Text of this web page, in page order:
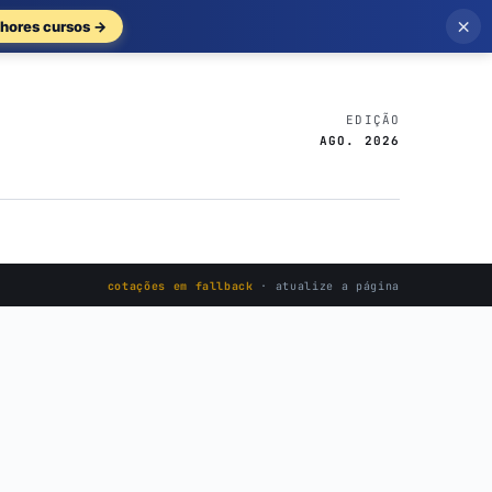
EDIÇÃO
AGO. 2026
cotações em fallback · atualize a página
cursos → ×